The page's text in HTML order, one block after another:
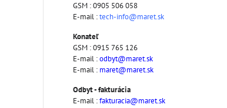
GSM : 0905 506 058
E-mail :tech-info@maret.sk
Konateľ
GSM : 0915 765 126
E-mail :odbyt@maret.sk
E-mail : maret@maret.sk
Odbyt - fakturácia
E-mail :fakturacia@maret.sk